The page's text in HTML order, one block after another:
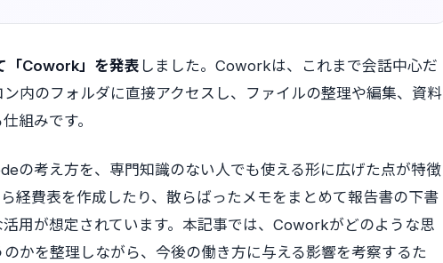
「Cowork」を発表 しました。Coworkは、これまで会話中心だ
内のフォルダに直接アクセスし、ファイルの整理や編集、資料
組みです。
の考え方を、専門知識のない人でも使える形に広げた点が特徴
経費表を作成したり、散らばったメモをまとめて報告書の下書
用が想定されています。本記事では、Coworkがどのような思
かを整理しながら、今後の働き方に与える影響を考察するた